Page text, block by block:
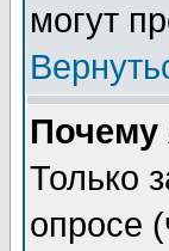
могут
Почему
Только
опросе